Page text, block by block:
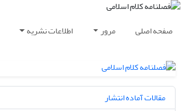
صفحه اصلی مرور اطلاعات نشریه
مقالات آماده انتشار